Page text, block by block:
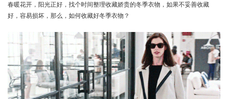
春暖花开，阳光正好，找个时间整理收藏娇贵的冬季衣物，如果不妥善收藏
好，容易损坏，那么，如何收藏好冬季衣物？